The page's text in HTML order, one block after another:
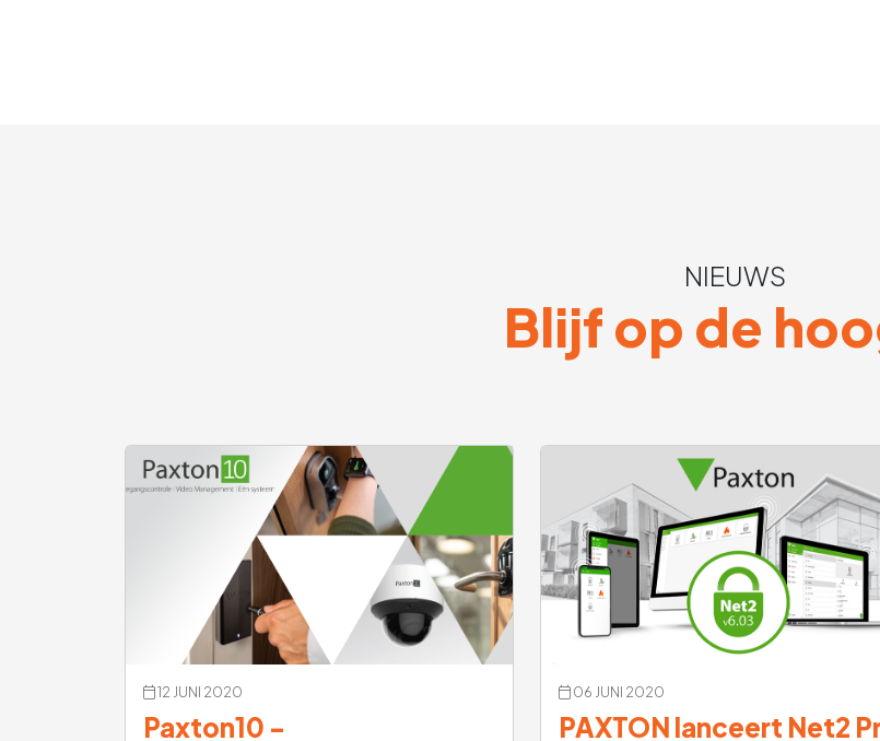
NIEUWS
Blijf op de
12 JUNI 2020
Paxton10 -
06 JUNI 2020
PAXTON lanceert Net2